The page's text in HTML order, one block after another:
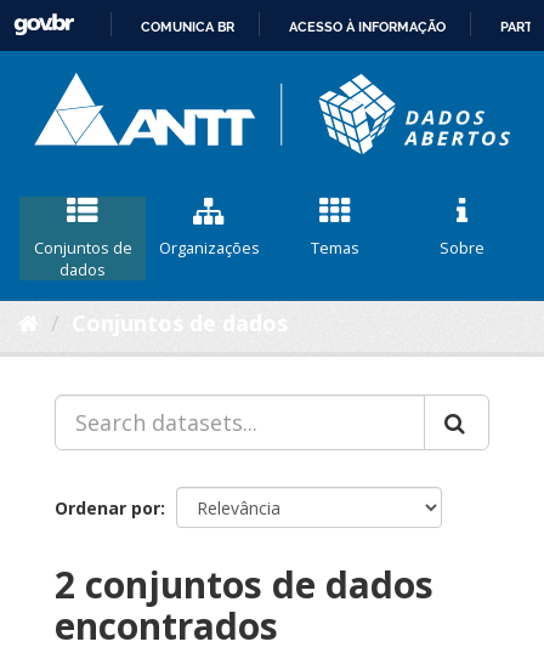
CONTEÚDO
COMUNICA BR ACESSO À INFORMAÇÃO
Conjuntos de
dados
Organizações Temas Sobre
Ordenar por
2 conjuntos de dados
encontrados